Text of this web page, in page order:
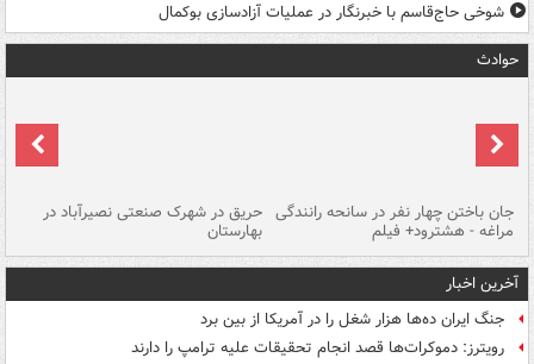
شوخی حاج‌قاسم با خبرنگار در عملیات آزادسازی بوکمال
حوادث
جان باختن چهار نفر در سانحه رانندگی
مراغه - هشترود+ فیلم
حریق در شهرک صنعتی نصیرآباد در
بهارستان
آخرین اخبار
جنگ ایران ده‌ها هزار شغل را در آمریکا از بین برد
رویترز: دموکرات‌ها قصد انجام تحقیقات علیه ترامپ را دارند